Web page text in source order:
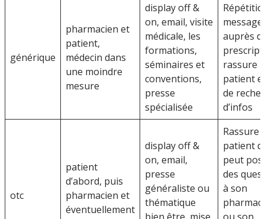
générique
pharmacien et
patient,
médecin dans
une moindre
mesure
display off &
on, email, visite
médicale, les
formations,
séminaires et
conventions,
presse
spécialisée
message
auprès
rassure
patient
de
d’infos
otc
patient
d’abord, puis
pharmacien et
éventuellement
display off &
on, email,
presse
généraliste ou
thématique
Rassure
patient
peut
des
à son